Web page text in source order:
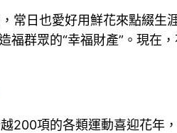
常日也愛好用鮮花來點綴生
群眾的“幸福財產”。現在
200項的各類運動喜迎花年